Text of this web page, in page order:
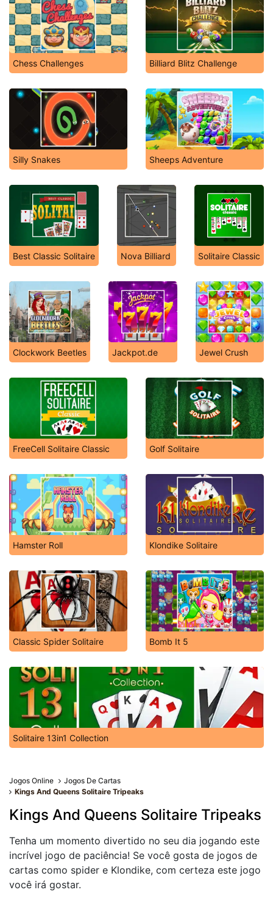
Chess Challenges Billiard Blitz Challenge
Silly Snakes Sheeps Adventure
Best Classic Solitaire Nova Billiard Solitaire Classic
Clockwork Beetles Jackpot.de Jewel Crush
FreeCell Solitaire Classic Golf Solitaire
Hamster Roll Klondike Solitaire
Classic Spider Solitaire Bomb It 5
Solitaire 13in1 Collection
Jogos Online
Jogos De Cartas
Kings And Queens Solitaire Tripeaks
Kings And Queens Solitaire Tripeaks
Tenha um momento divertido no seu dia jogando este
incrível jogo de paciência! Se você gosta de jogos de
cartas como spider e Klondike, com certeza este jogo
você irá gostar.